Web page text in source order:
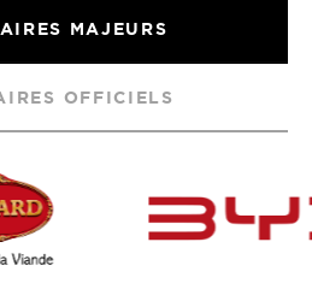
MAJEURS
OFFICIELS